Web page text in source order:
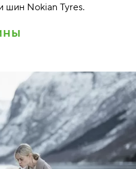
шин Nokian Tyres.